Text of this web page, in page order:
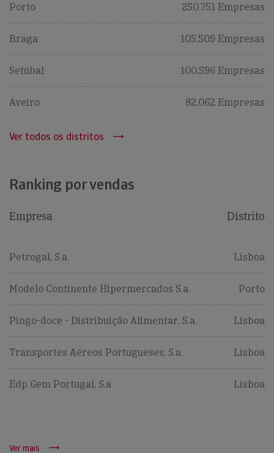
Porto 250,751 Empresas
Braga 105,509 Empresas
Setúbal 100,596 Empresas
Aveiro 82,062 Empresas
Ver todos os distritos
Ranking por vendas
Empresa Distrito
Petrogal, S.a. Lisboa
Modelo Continente Hipermercados S.a. Porto
Pingo-doce - Distribuição Alimentar, S.a. Lisboa
Transportes Aéreos Portugueses, S.a. Lisboa
Edp Gem Portugal, S.a Lisboa
Ver mais